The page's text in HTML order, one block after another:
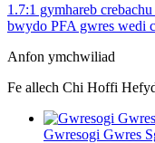
1.7:1 gymhareb
bwydo PFA gwres wedi
Anfon ymchwiliad
Fe allech Chi Hoffi
Gwresogi Gwres